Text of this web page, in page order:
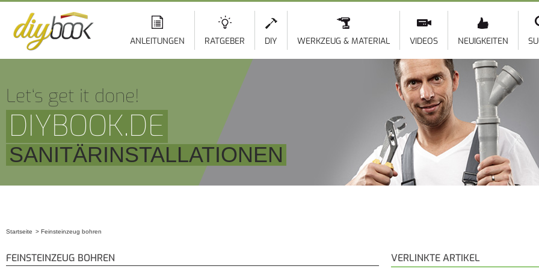
ANLEITUNGEN RATGEBER DIY WERKZEUG & MATERIAL VIDEOS NEUIGKEITEN
Let‘s get it done!
DIYBOOK.DE
SANITÄRINSTALLATIONEN
Startseite Feinsteinzeug bohren
FEINSTEINZEUG BOHREN VERLINKTE ARTIKEL